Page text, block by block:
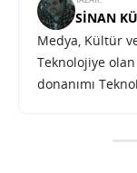
SINAN
Medya, Kültür
Teknolojiye
donanımı